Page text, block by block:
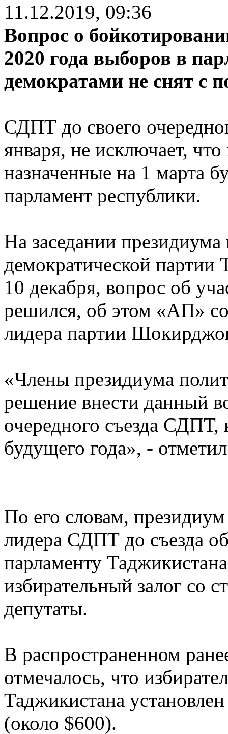
11.12.2019, 09:36
Вопрос о
2020 года выборов в
демократами не снят с
СДПТ до своего
января, не исключает,
назначенные на 1 марта
парламент республики.
На заседании
демократической партии
10 декабря, вопрос об
решился, об этом «АП»
лидера партии
«Члены президиума
решение внести данный
очередного съезда СДПТ,
будущего года», -
По его словам,
лидера СДПТ до съезда
парламенту
избирательный залог со
депутаты.
В распространенном
отмечалось, что
Таджикистана
(около $600).